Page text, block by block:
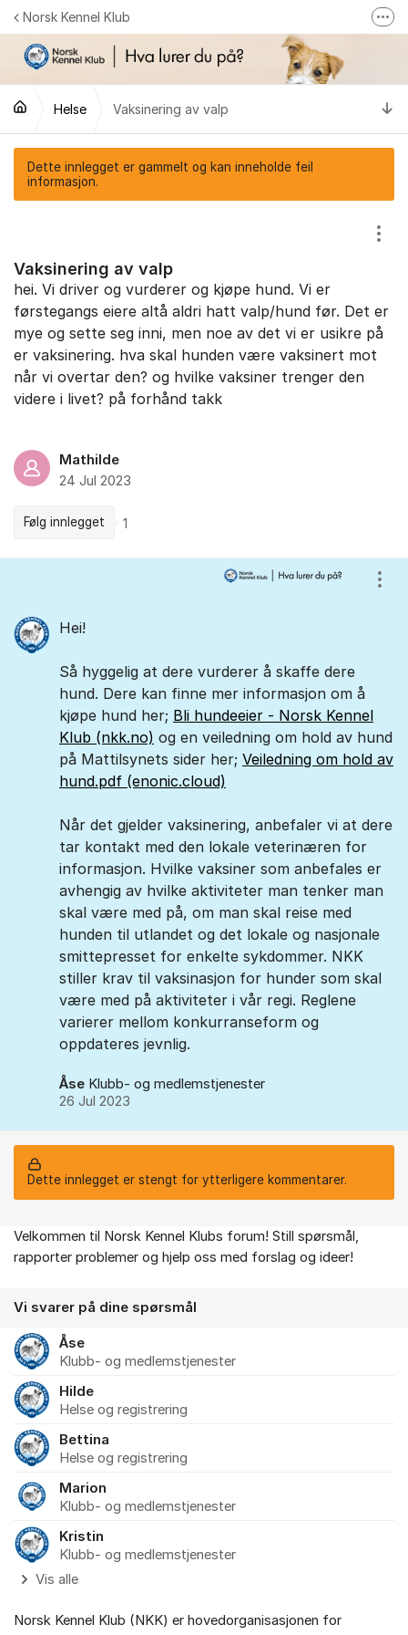
Gå til innhold
Norsk Kennel Klub
Følg oss på Facebook
Følg oss på Instagram
Tilbake til NKKs nettsider
Helse Vaksinering av valp
Dette innlegget er gammelt og kan inneholde feil
informasjon.
Vaksinering av valp
Vis/
hei. Vi driver og vurderer og kjøpe hund. Vi er
førstegangs eiere altå aldri hatt valp/hund før. Det er
mye og sette seg inni, men noe av det vi er usikre på
er vaksinering. hva skal hunden være vaksinert mot
når vi overtar den? og hvilke vaksiner trenger den
videre i livet? på forhånd takk
Mathilde
24 Jul 2023
Følg innlegget 1
Hei!
Så hyggelig at dere vurderer å skaffe dere
hund. Dere kan finne mer informasjon om å
kjøpe hund her; Bli hundeeier - Norsk Kennel
Klub (nkk.no) og en veiledning om hold av hund
på Mattilsynets sider her; Veiledning om hold av
hund.pdf (enonic.cloud)
Når det gjelder vaksinering, anbefaler vi at dere
tar kontakt med den lokale veterinæren for
informasjon. Hvilke vaksiner som anbefales er
avhengig av hvilke aktiviteter man tenker man
skal være med på, om man skal reise med
hunden til utlandet og det lokale og nasjonale
smittepresset for enkelte sykdommer. NKK
stiller krav til vaksinasjon for hunder som skal
være med på aktiviteter i vår regi. Reglene
varierer mellom konkurranseform og
oppdateres jevnlig.
Åse Klubb- og medlemstjenester
26 Jul 2023
Vis/
Dette innlegget er stengt for ytterligere kommentarer.
Om forumet
Velkommen til Norsk Kennel Klubs forum! Still spørsmål,
rapporter problemer og hjelp oss med forslag og ideer!
Vi svarer på dine spørsmål
Åse
Klubb- og medlemstjenester
Hilde
Helse og registrering
Bettina
Helse og registrering
Marion
Klubb- og medlemstjenester
Kristin
Klubb- og medlemstjenester
Vis alle
Norsk Kennel Klub (NKK) er hovedorganisasjonen for